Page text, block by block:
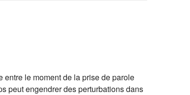
entre le moment de la prise de parole
peut engendrer des perturbations dans